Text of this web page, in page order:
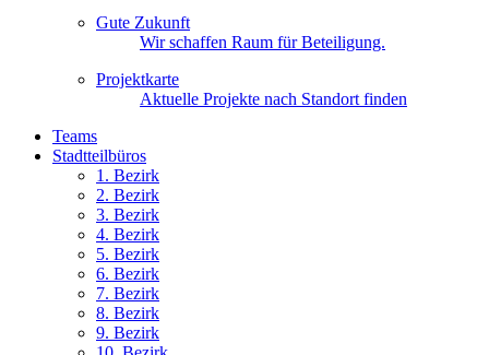
Gute Zukunft
Wir schaffen Raum für Beteiligung.
Projektkarte
Aktuelle Projekte nach Standort finden
Teams
Stadtteilbüros
1. Bezirk
2. Bezirk
3. Bezirk
4. Bezirk
5. Bezirk
6. Bezirk
7. Bezirk
8. Bezirk
9. Bezirk